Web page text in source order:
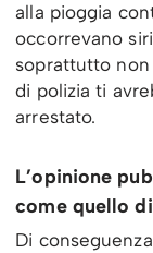
alla pioggia
occorrevano
soprattutto non
di polizia ti
arrestato.
L’opinione
come quello
Di